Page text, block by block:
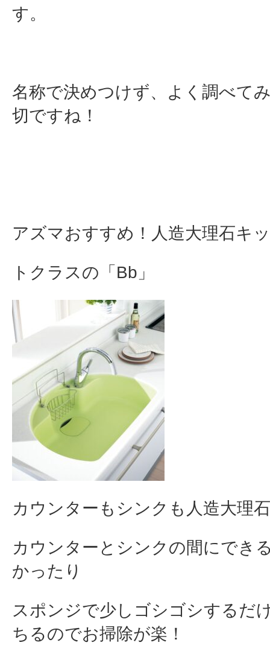
す。
名称で決めつけず、よく調べて
切ですね！
アズマおすすめ！人造大理石キ
トクラスの「Bb」
カウンターもシンクも人造大理
カウンターとシンクの間にでき
かったり
スポンジで少しゴシゴシするだ
ちるのでお掃除が楽！